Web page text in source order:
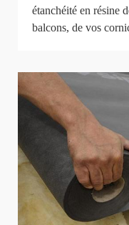
étanchéité en résine
balcons, de vos